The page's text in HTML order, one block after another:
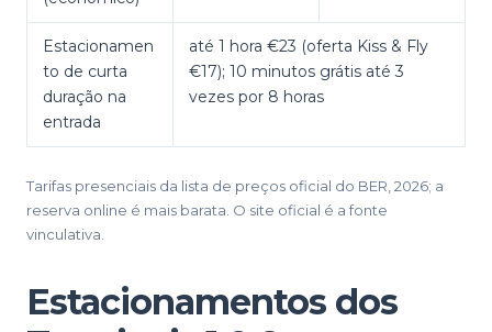
Estacionamen
to de curta
duração na
entrada
até 1 hora €23 (oferta Kiss & Fly
€17); 10 minutos grátis até 3
vezes por 8 horas
Tarifas presenciais da lista de preços oficial do BER, 2026; a
reserva online é mais barata. O site oficial é a fonte
vinculativa.
Estacionamentos dos